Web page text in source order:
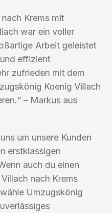
Krems mit
war ein voller
Arbeit geleistet
effizient
zufrieden mit dem
Koenig Villach
– Markus aus
um unsere Kunden
erstklassigen
auch du einen
nach Krems
Umzugskönig